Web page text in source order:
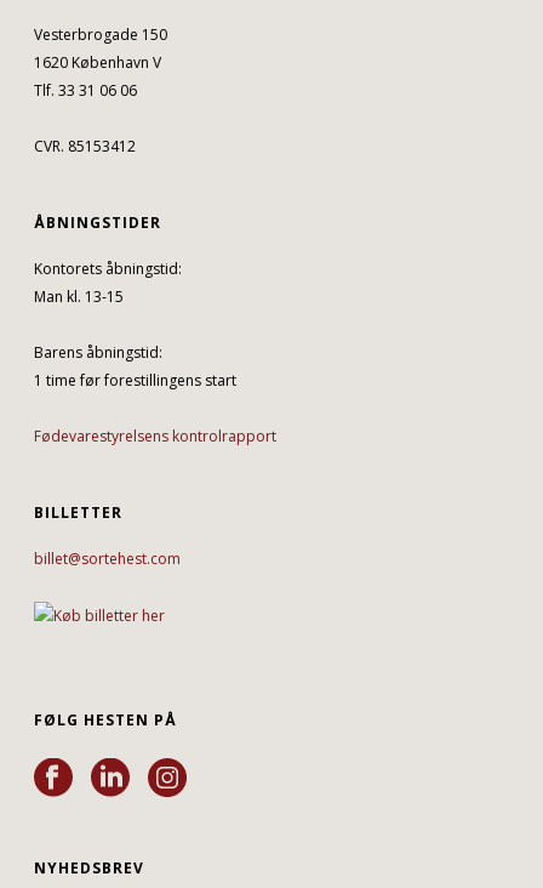
Vesterbrogade 150
1620 København V
Tlf. 33 31 06 06
CVR. 85153412
ÅBNINGSTIDER
Kontorets åbningstid:
Man kl. 13-15
Barens åbningstid:
1 time før forestillingens start
Fødevarestyrelsens kontrolrapport
BILLETTER
billet@sortehest.com
FØLG HESTEN PÅ
NYHEDSBREV